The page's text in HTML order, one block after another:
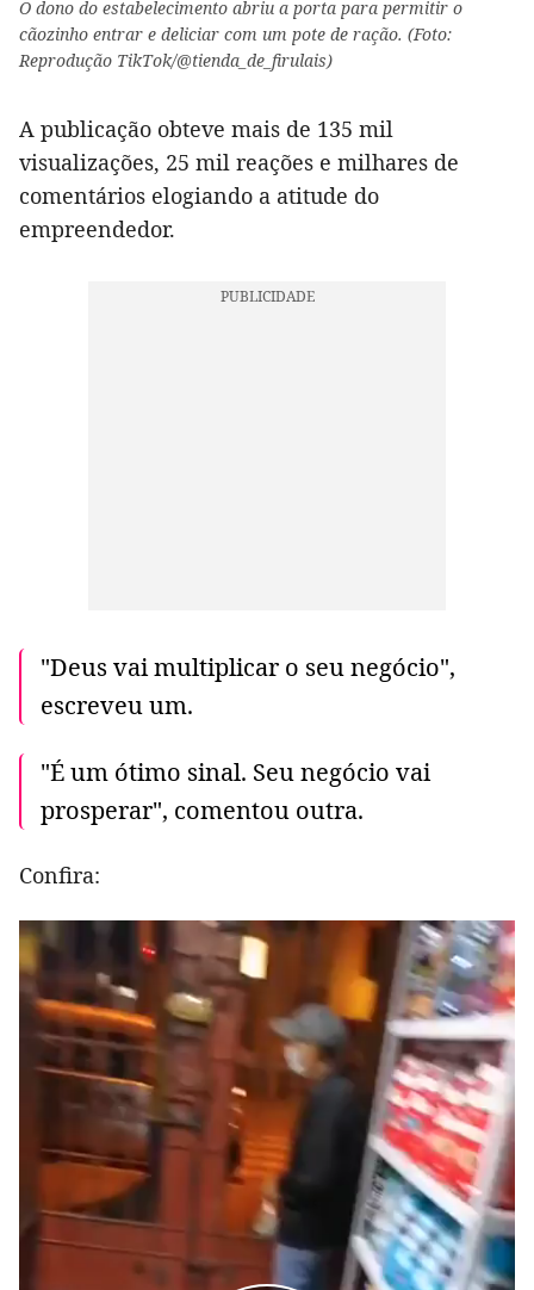
O dono do estabelecimento abriu a porta para permitir o
cãozinho entrar e deliciar com um pote de ração. (Foto:
Reprodução TikTok/@tienda_de_firulais)
A publicação obteve mais de 135 mil
visualizações, 25 mil reações e milhares de
comentários elogiando a atitude do
empreendedor.
"Deus vai multiplicar o seu negócio",
escreveu um.
"É um ótimo sinal. Seu negócio vai
prosperar", comentou outra.
Confira: